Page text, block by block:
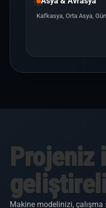
Kafkasya, Orta Asya,
Projeniz
Makine modelinizi,